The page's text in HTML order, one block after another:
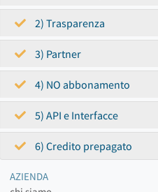
2) Trasparenza
3) Partner
4) NO abbonamento
5) API e Interfacce
6) Credito prepagato
AZIENDA